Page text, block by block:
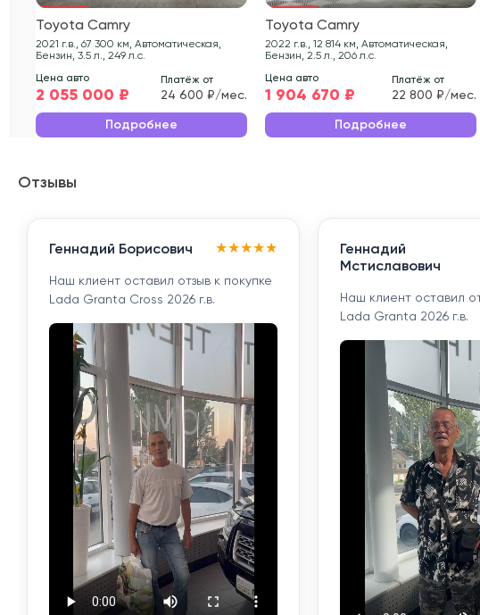
Toyota Camry
2021 г.в., 67 300 км, Автоматическая,
Бензин, 3.5 л., 249 л.с.
Цена авто
2 055 000 ₽
Платёж от
24 600 ₽/мес.
Подробнее
Toyota Camry
2022 г.в., 12 814 км, Автоматическая,
Бензин, 2.5 л., 206 л.с.
Цена авто
1 904 670 ₽
Платёж от
22 800 ₽/мес.
Подробнее
Отзывы
Геннадий Борисович ★★★★★
Наш клиент оставил отзыв к покупке
Lada Granta Cross 2026 г.в.
Геннадий
Мстиславович
Наш клиент оставил
Lada Granta 2026 г.в.